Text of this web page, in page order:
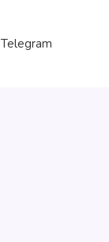
Telegram